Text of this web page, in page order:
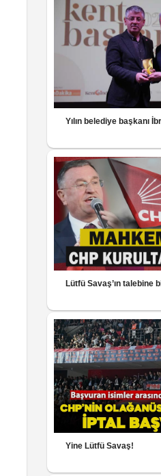
Yılın belediye başkanı
Lütfü Savaş’ın talebine
Yine Lütfü Savaş!